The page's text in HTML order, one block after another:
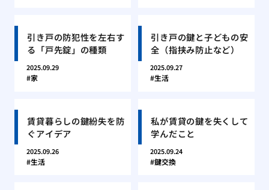
引き戸の防犯性を左右す
る「戸先錠」の種類
2025.09.29
家
引き戸の鍵と子どもの安
全（指挟み防止など）
2025.09.27
生活
賃貸暮らしの鍵紛失を防
ぐアイデア
2025.09.26
生活
私が賃貸の鍵を失くして
学んだこと
2025.09.24
鍵交換